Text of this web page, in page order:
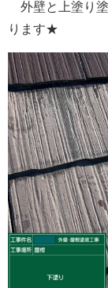
外壁と上塗り
ります★